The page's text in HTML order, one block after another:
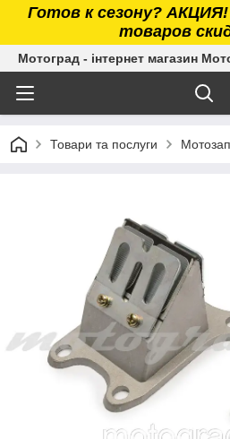
Готов к сезону?
товаров
Мотоград - інтернет магазин
Товари та послуги